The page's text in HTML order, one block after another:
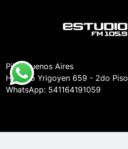
Pilar, Buenos Aires
Hipólito Yrigoyen 659 - 2do Piso
WhatsApp: 541164191059